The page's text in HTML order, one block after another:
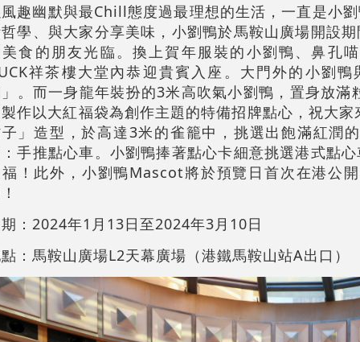
趣幽默與最Chill態度過最理想的生活，一直是小
學、與大家分享美味，小劉鴨於馬鞍山廣場開設
食的朋友光臨。換上賀年服裝的小劉鴨、鼻孔
祥茶樓大堂內恭迎貴賓入座。大門外的小劉
。而一身龍年裝扮的3米高吹氣小劉鴨，置身放
作以大紅福袋為創作主題的特備招牌點心，祝大
」造型，於高達3米的雀籠中，挑選出飽滿紅潤
手推點心車。小劉鴨捧著點心卡細意挑選港式點
！此外，小劉鴨Mascot將於預覽日首次在港公
：2024年1月13日至2024年3月10日
：馬鞍山廣場L2天幕廣場（港鐵馬鞍山站A出口）